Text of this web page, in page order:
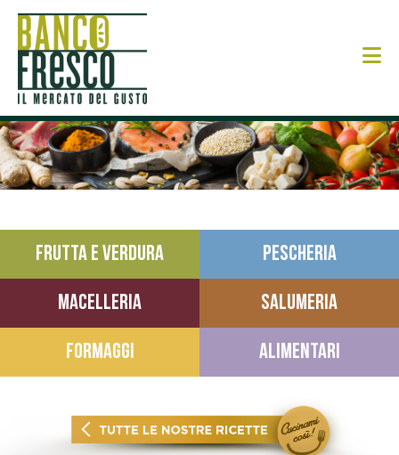
FRUTTA E VERDURA PESCHERIA
MACELLERIA SALUMERIA
FORMAGGI ALIMENTARI